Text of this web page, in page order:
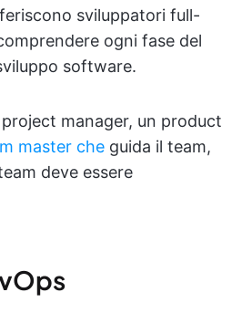
sviluppatori full-
ogni fase del
software.
manager, un product
master che guida il team,
deve essere